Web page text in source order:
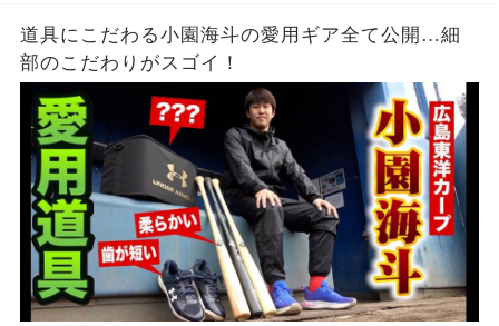
道具にこだわる小園海斗の愛用ギア全て公開…細
部のこだわりがスゴイ！